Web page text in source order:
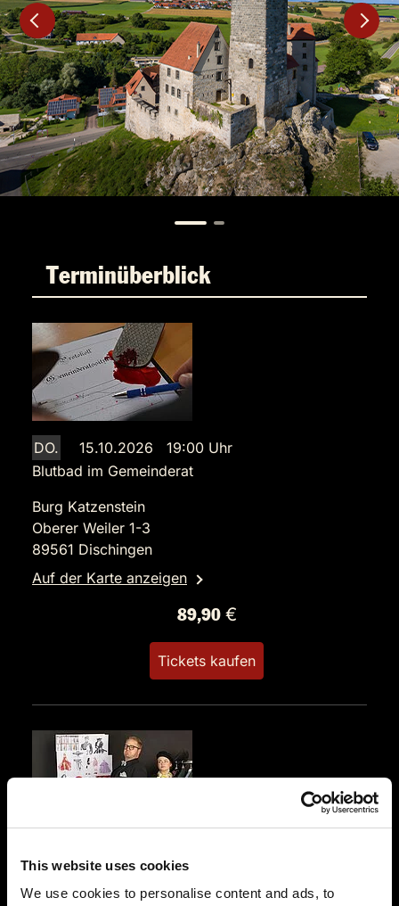
This website uses cookies
We use cookies to personalise content and ads, to
Terminüberblick
DO.
15.10.2026 19:00 Uhr
Blutbad im Gemeinderat
Burg Katzenstein
Oberer Weiler 1-3
89561 Dischingen
Auf der Karte anzeigen
89,90 €
Tickets kaufen